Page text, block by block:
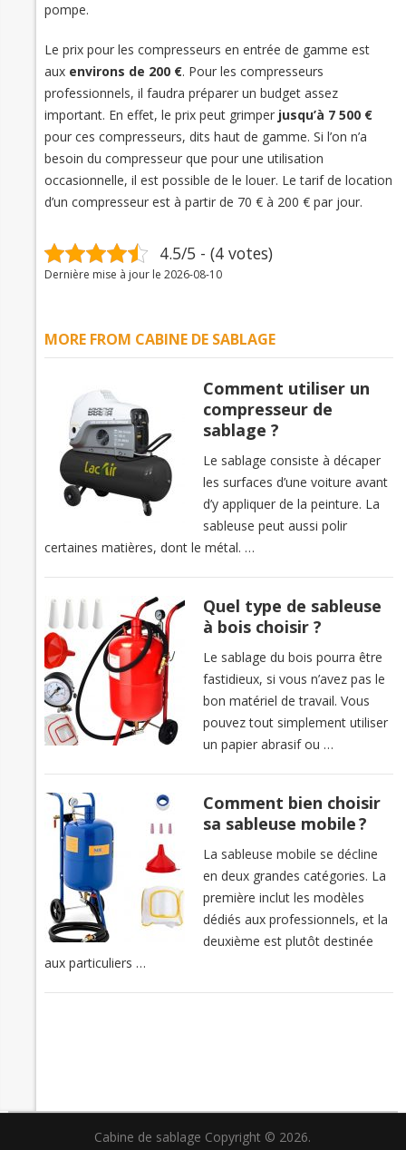
pompe.
Le prix pour les compresseurs en entrée de gamme est
aux environs de 200 €. Pour les compresseurs
professionnels, il faudra préparer un budget assez
important. En effet, le prix peut grimperjusqu’à 7 500 €
pour ces compresseurs, dits haut de gamme. Si l’on n’a
besoin du compresseur que pour une utilisation
occasionnelle, il est possible de le louer. Le tarif de location
d’un compresseur est à partir de 70 € à 200 € par jour.
4.5/5 - (4 votes)
Dernière mise à jour le 2026-08-10
MORE FROM CABINE DE SABLAGE
Comment utiliser un
compresseur de
sablage ?
Le sablage consiste à décaper
les surfaces d’une voiture avant
d’y appliquer de la peinture. La
sableuse peut aussi polir
certaines matières, dont le métal. …
Quel type de sableuse
à bois choisir ?
Le sablage du bois pourra être
fastidieux, si vous n’avez pas le
bon matériel de travail. Vous
pouvez tout simplement utiliser
un papier abrasif ou …
Comment bien choisir
sa sableuse mobile ?
La sableuse mobile se décline
en deux grandes catégories. La
première inclut les modèles
dédiés aux professionnels, et la
deuxième est plutôt destinée
aux particuliers …
Cabine de sablage Copyright © 2026.